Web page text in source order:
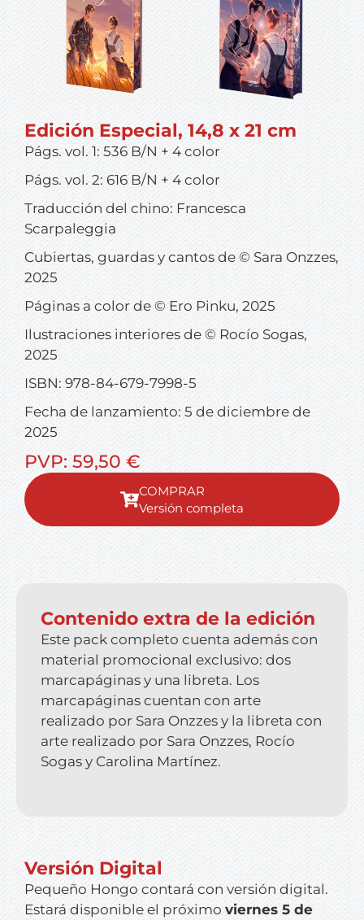
Edición Especial, 14,8 x 21 cm
Págs. vol. 1: 536 B/N + 4 color
Págs. vol. 2: 616 B/N + 4 color
Traducción del chino: Francesca
Scarpaleggia
Cubiertas, guardas y cantos de © Sara Onzzes,
2025
Páginas a color de © Ero Pinku, 2025
Ilustraciones interiores de © Rocío Sogas,
2025
ISBN: 978-84-679-7998-5
Fecha de lanzamiento: 5 de diciembre de
2025
PVP: 59,50 €
Versión completa
Contenido extra de la edición
Este pack completo cuenta además con
material promocional exclusivo: dos
marcapáginas y una libreta. Los
marcapáginas cuentan con arte
realizado por Sara Onzzes y la libreta con
arte realizado por Sara Onzzes, Rocío
Sogas y Carolina Martínez.
Versión Digital
Pequeño Hongo contará con versión digital.
Estará disponible el próximo viernes 5 de